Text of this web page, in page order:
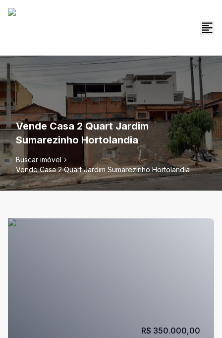
Vende Casa 2 Quart Jardim
Sumarezinho Hortolandia
Buscar imóvel
Vende Casa 2 Quart Jardim Sumarezinho Hortolandia
R$ 350.000,00